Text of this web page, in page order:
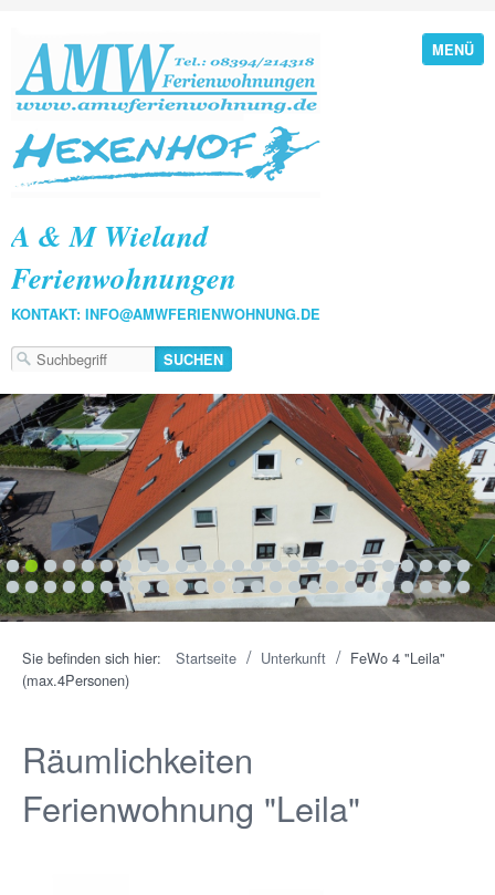
MENÜ
A & M Wieland
Ferienwohnungen
KONTAKT: INFO@AMWFERIENWOHNUNG.DE
1 2 3 4 5 6 7 8 910111213141516171819202122232425
262728293031323334 3536 37 383940 41424344454647484950
Sie befinden sich hier: Startseite / Unterkunft / FeWo 4 "Leila"
(max.4Personen)
Räumlichkeiten
Ferienwohnung "Leila"